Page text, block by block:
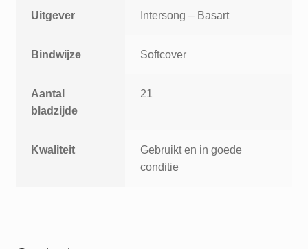
Uitgever Intersong – Basart
Bindwijze Softcover
Aantal
bladzijde
21
Kwaliteit
Gebruikt en in goede
conditie